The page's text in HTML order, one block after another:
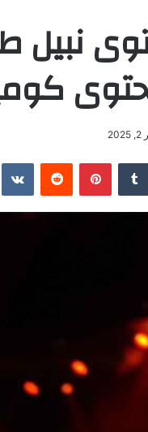
نبيل
‏Tumblr بينتيريست ‏Reddit